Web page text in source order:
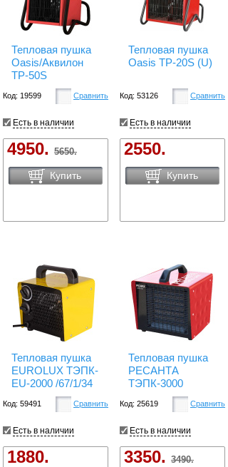
Тепловая пушка
Oasis/Аквилон
TP-50S
Код: 19599 Сравнить
Есть в наличии
4950. 5650.
Купить
Тепловая пушка
Oasis TP-20S (U)
Код: 53126 Сравнить
Есть в наличии
2550.
Купить
Тепловая пушка
EUROLUX ТЭПК-
EU-2000 /67/1/34
Код: 59491 Сравнить
Есть в наличии
1880.
Тепловая пушка
РЕСАНТА
ТЭПК-3000
Код: 25619 Сравнить
Есть в наличии
3350. 3490.